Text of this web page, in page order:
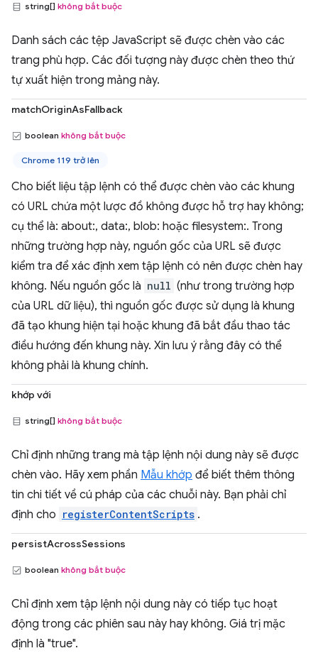
string[] không bắt buộc
Danh sách các tệp JavaScript sẽ được chèn vào các
trang phù hợp. Các đối tượng này được chèn theo thứ
tự xuất hiện trong mảng này.
matchOriginAsFallback
boolean không bắt buộc
Chrome 119 trở lên
Cho biết liệu tập lệnh có thể được chèn vào các khung
có URL chứa một lược đồ không được hỗ trợ hay không;
cụ thể là: about:, data:, blob: hoặc filesystem:. Trong
những trường hợp này, nguồn gốc của URL sẽ được
kiểm tra để xác định xem tập lệnh có nên được chèn hay
không. Nếu nguồn gốc là null (như trong trường hợp
của URL dữ liệu), thì nguồn gốc được sử dụng là khung
đã tạo khung hiện tại hoặc khung đã bắt đầu thao tác
điều hướng đến khung này. Xin lưu ý rằng đây có thể
không phải là khung chính.
khớp với
string[] không bắt buộc
Chỉ định những trang mà tập lệnh nội dung này sẽ được
chèn vào. Hãy xem phần Mẫu khớp để biết thêm thông
tin chi tiết về cú pháp của các chuỗi này. Bạn phải chỉ
định cho registerContentScripts .
persistAcrossSessions
boolean không bắt buộc
Chỉ định xem tập lệnh nội dung này có tiếp tục hoạt
động trong các phiên sau này hay không. Giá trị mặc
định là "true".